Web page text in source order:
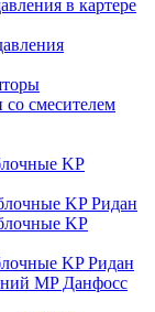
в картере
со смесителем
KP
KP Ридан
KP
KP Ридан
MP Данфосс